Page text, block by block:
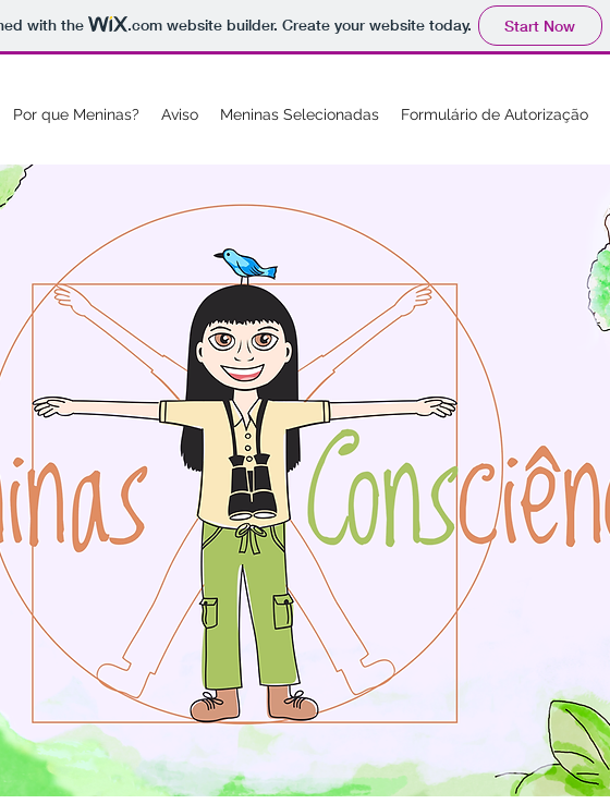
with the .comwebsite builder. Create your website today. Start Now
Por que Meninas? Aviso Meninas Selecionadas Formulário de Autorização